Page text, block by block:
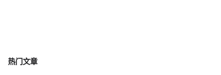
热门文章